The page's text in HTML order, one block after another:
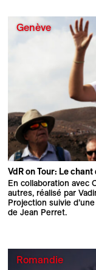
Genève
VdR on Tour: Le
En collaboration avec
autres, réalisé par
Projection suivie
de Jean Perret.
Romandie